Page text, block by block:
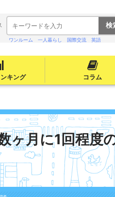
ワンルーム 一人暮らし 国際交流 英語
キング コラム
ヶ月に1回程度